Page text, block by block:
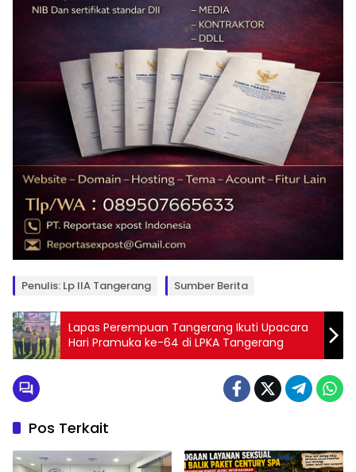
Penulis: Lp IIA Tangerang Sumber Berita
Lapas Perempuan Tangerang Ikuti Upacara
Hari Pramuka ke-64 di LPKA Tangerang
Pos Terkait